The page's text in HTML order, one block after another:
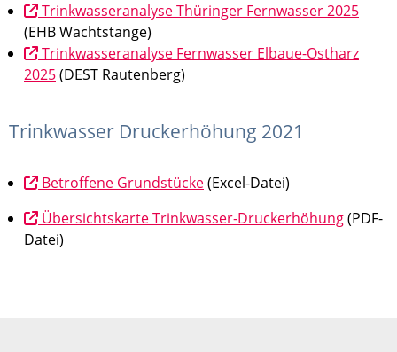
Trinkwasseranalyse Thüringer Fernwasser 2025
(EHB Wachtstange)
Trinkwasseranalyse Fernwasser Elbaue-Ostharz
2025(DEST Rautenberg)
Trinkwasser Druckerhöhung 2021
Betroffene Grundstücke(Excel-Datei)
Übersichtskarte Trinkwasser-Druckerhöhung(PDF-
Datei)